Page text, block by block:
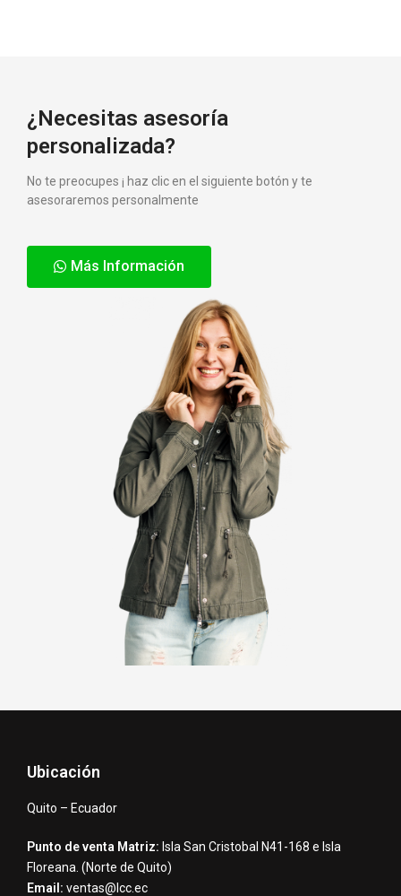
¿Necesitas asesoría
personalizada?
No te preocupes ¡ haz clic en el siguiente botón y te
asesoraremos personalmente
Más Información
Ubicación
Quito – Ecuador
Punto de venta Matriz: Isla San Cristobal N41-168 e Isla
Floreana. (Norte de Quito)
Email: ventas@lcc.ec